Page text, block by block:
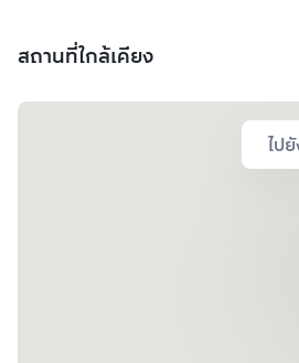
สถานที่ใกล้เคียง
ไป